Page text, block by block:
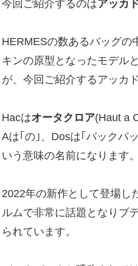
今回ご紹介するのはアッカ
HERMESの数あるバッグの
キンの原型となったモデル
が、今回ご紹介するアッカ
Hacはオータクロア(Haut a
Aは｢の｣、Dosは｢バックパ
いう意味の名前になります
2022年の新作として登場し
ルムで非常に話題となりブ
られています。